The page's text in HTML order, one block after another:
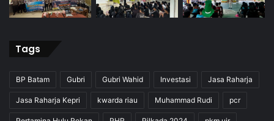
Tags
BP Batam Gubri Gubri Wahid Investasi Jasa Raharja
Jasa Raharja Kepri kwarda riau Muhammad Rudi pcr